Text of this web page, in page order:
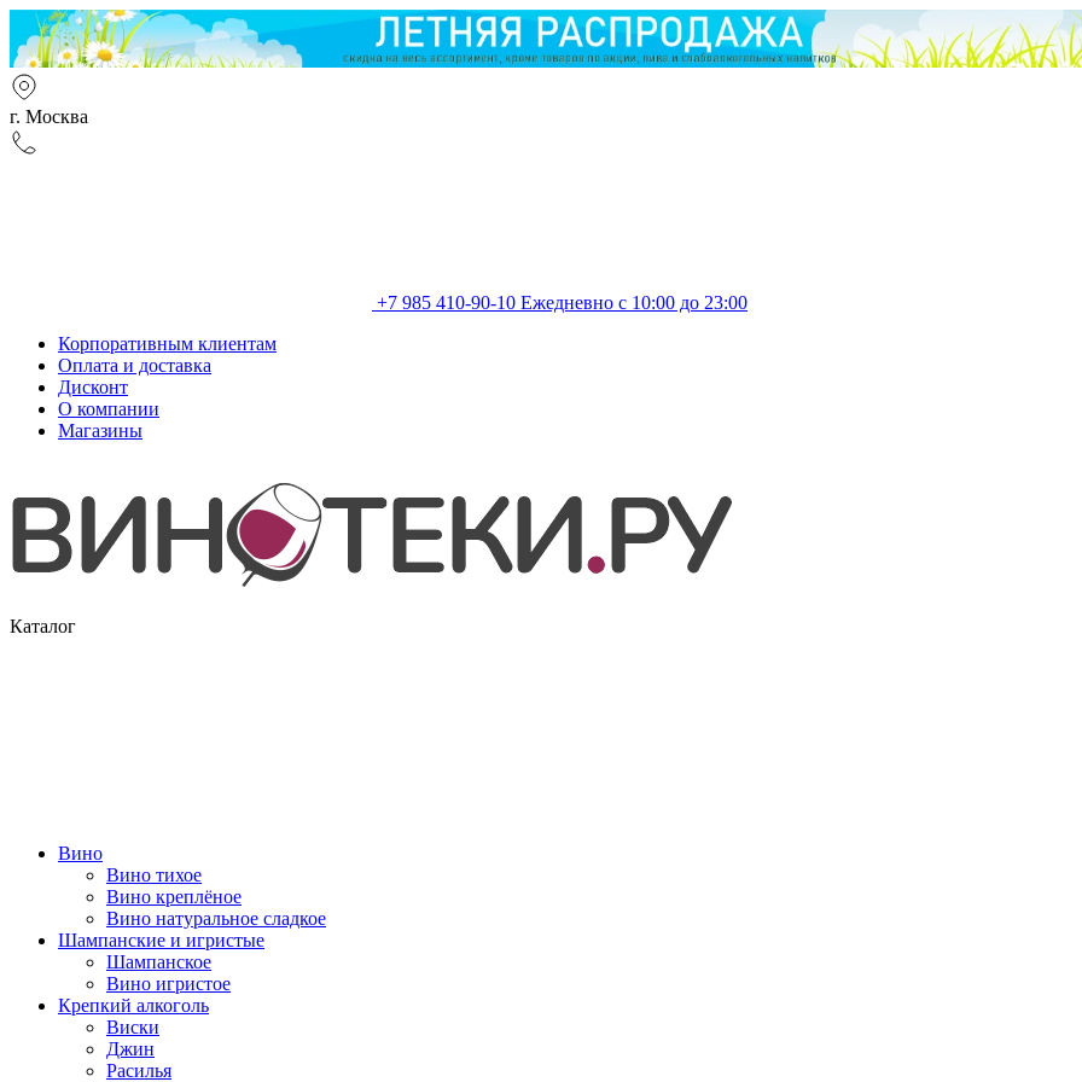
г. Москва
+7 985 410-90-10 Ежедневно с 10:00 до 23:00
Корпоративным клиентам
Оплата и доставка
Дисконт
О компании
Магазины
Каталог
Вино
Вино тихое
Вино креплёное
Вино натуральное сладкое
Шампанские и игристые
Шампанское
Вино игристое
Крепкий алкоголь
Виски
Джин
Расилья